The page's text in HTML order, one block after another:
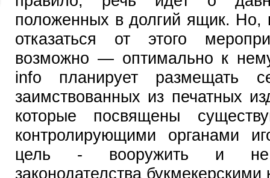
положенных в долгий ящик. Но,
отказаться от этого
возможно — оптимально к
info планирует размещать
заимствованных из печатных
которые посвящены
контролирующими органами
цель - вооружить и не
законодателства букмекерскими